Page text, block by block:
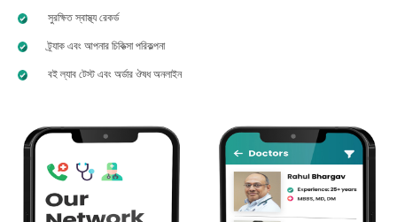
সুরক্ষিত স্বাস্থ্য রেকর্ড
ট্র্যাক এবং আপনার চিকিত্সা পরিকল্পনা
বই ল্যাব টেস্ট এবং অর্ডার ঔষধ অনলাইন